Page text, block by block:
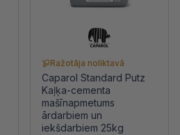
Ražotāja noliktavā
Caparol Standard Putz
Kaļķa-cementa
mašīnapmetums
ārdarbiem un
iekšdarbiem 25kg